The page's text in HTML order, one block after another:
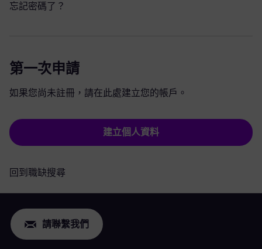
忘記密碼了？
第一次申請
如果您尚未註冊，請在此處建立您的帳戶。
建立個人資料
回到職缺搜尋
請聯繫我們